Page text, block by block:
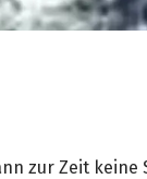
zur Zeit keine